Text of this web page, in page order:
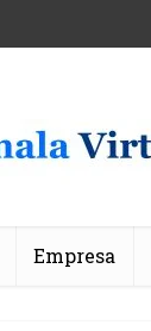
Empresa